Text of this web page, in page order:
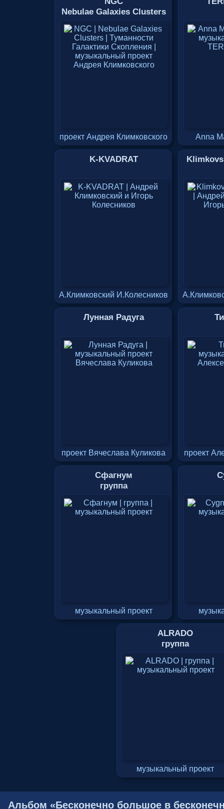
Nebulae Galaxies Clusters
проект Андрея Климковского Anna
K-KVADRAT
А.Климковский И.Колесников
Лунная Радуга
проект Вячеслава Куликова проект
Сфагнум
группа
музыкальный проект
ALRADO
группа
музыкальный проект
Альбом «Бесконечно большое в